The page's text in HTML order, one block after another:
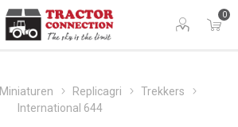
0
Miniaturen Replicagri
Trekkers
International 644